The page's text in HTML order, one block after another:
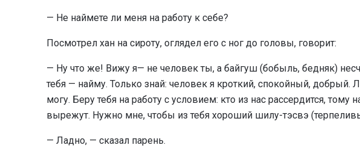
— Не наймете ли меня на работу к себе?
Посмотрел хан на сироту, оглядел его с ног до головы, говорит:
— Ну что же! Вижу я— не человек ты, а байгуш (бобыль, бедняк)
тебя — найму. Только знай: человек я кроткий, спокойный, добрый.
могу. Беру тебя на работу с условием: кто из нас рассердится, тому
вырежут. Нужно мне, чтобы из тебя хороший шилу-тэсвэ
— Ладно, — сказал парень.